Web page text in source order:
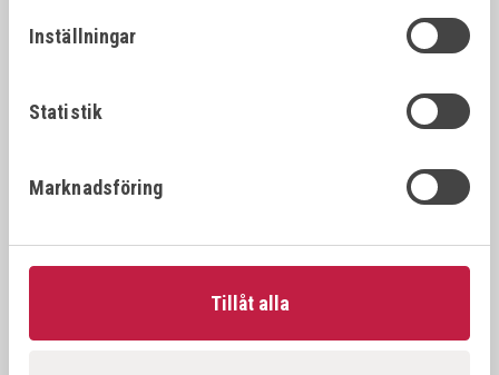
Inställningar
Statistik
Marknadsföring
Tillåt alla
26396
22x2.0
26397